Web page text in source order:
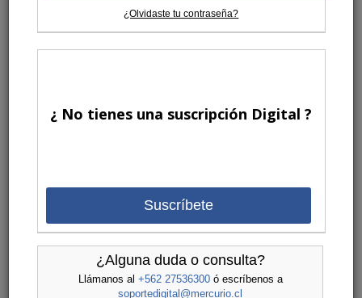
¿Olvidaste tu contraseña?
¿ No tienes una suscripción Digital ?
Suscríbete
¿Alguna duda o consulta?
Llámanos al +562 27536300ó escríbenos a
soportedigital@mercurio.cl